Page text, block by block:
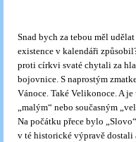
Snad bych za tebou měl
existence v kalendáři
proti církvi svaté chytali za
bojovnice. S naprostým
Vánoce. Také Velikonoce. A
„malým“ nebo současným
Na počátku přece bylo
v té historické výpravě dostali